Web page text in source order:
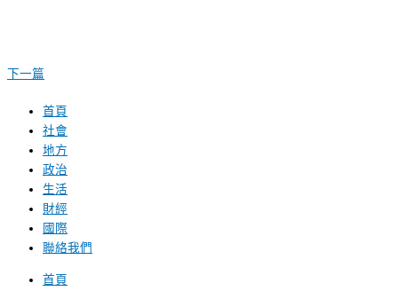
下一篇
首頁
社會
地方
政治
生活
財經
國際
聯絡我們
首頁